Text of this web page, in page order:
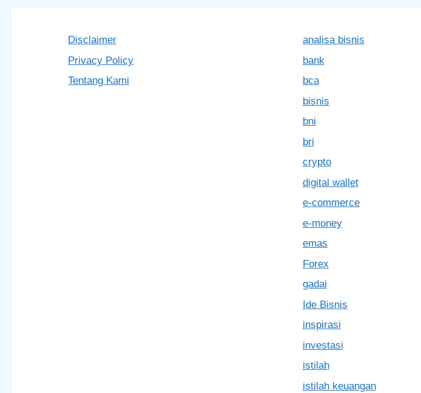
Disclaimer
Privacy Policy
Tentang Kami
analisa bisnis
bank
bca
bisnis
bni
bri
crypto
digital wallet
e-commerce
e-money
emas
Forex
gadai
Ide Bisnis
inspirasi
investasi
istilah
istilah keuangan